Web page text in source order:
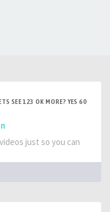
SEE 123 OK MORE? YES 60
just so you can